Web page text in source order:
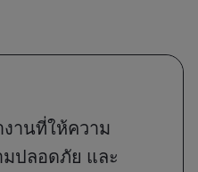
งานที่ให้ความ
ปลอดภัย และ